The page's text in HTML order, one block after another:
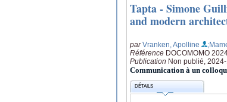
Tapta - Simone
and modern
parVranken, Apolline
Référence DOCOMOMO
Publication Non publié, 2024-
Communication à un
DÉTAILS